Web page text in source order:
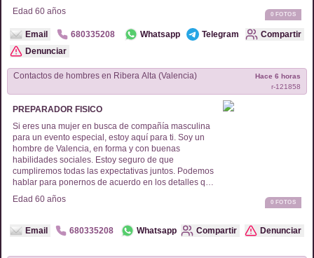
discreción, buscando compartir experiencias y
aficiones. Si esto resuena con vosotros, tocad la
puerta. Recuerda que en cualquier relación, la
higiene y saber estar son esenciales y apreciados.
Edad 60 años 0 FOTOS
Email 680335208 Whatsapp Telegram
Compartir
Denunciar
Contactos de hombres en Ribera Alta (Valencia)
r-121858
Hace 6 horas
PREPARADOR FISICO
Si eres una mujer en busca de compañía masculina
para un evento especial, estoy aquí para ti. Soy un
hombre de Valencia, en forma y con buenas
habilidades sociales. Estoy seguro de que
cumpliremos todas las expectativas juntos. Podemos
hablar para ponernos de acuerdo en los detalles que
sean cómodos para ambos.
Edad 60 años 0 FOTOS
Email 680335208 Whatsapp Compartir Denunciar